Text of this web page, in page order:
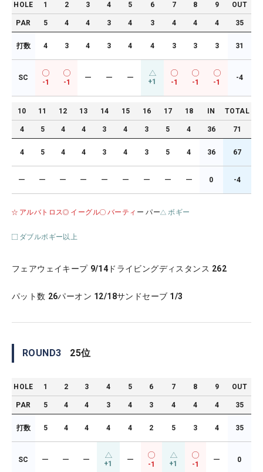
HOLE 1 2 3 4 5 6 7 8 9 OUT
PAR 5 4 4 3 4 3 4 4 4 35
打数 4 3 4 3 4 4 3 3 3 31
SC
-1 -1
ー ー ー +1 -1 -1 -1
-4
10 11 12 13 14 15 16 17 18 IN TOTAL
4 5 4 4 3 4 3 5 4 36 71
4 5 4 4 3 4 3 5 4 36 67
ー ー ー ー ー ー ー ー ー 0 -4
アルバトロス イーグル バーティ ー パー ボギー
ダブルボギー以上
フェアウェイキープ 9/14 ドライビングディスタンス 262
パット数 26パーオン 12/18サンドセーブ 1/3
ROUND3 25位
HOLE 1 2 3 4 5 6 7 8 9 OUT
PAR 5 4 4 3 4 3 4 4 4 35
打数 5 4 4 4 4 2 5 3 4 35
SC ー ー ー +1 ー
-1 +1 -1
ー 0